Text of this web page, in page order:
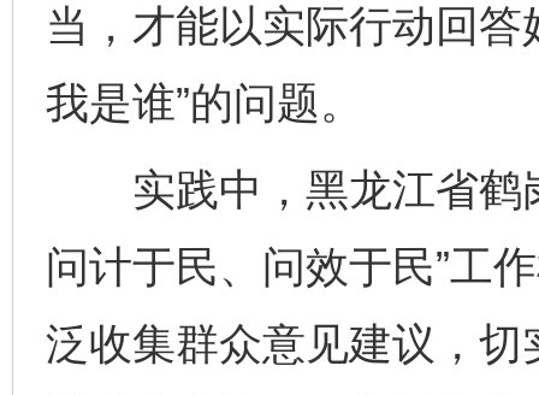
当，才能以实际行动回
我是谁”的问题。
实践中，黑龙江省鹤
问计于民、问效于民”工
泛收集群众意见建议，